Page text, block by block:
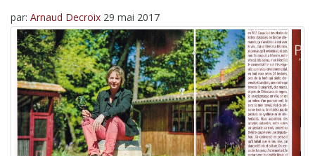
par: Arnaud Decroix 29 mai 2017